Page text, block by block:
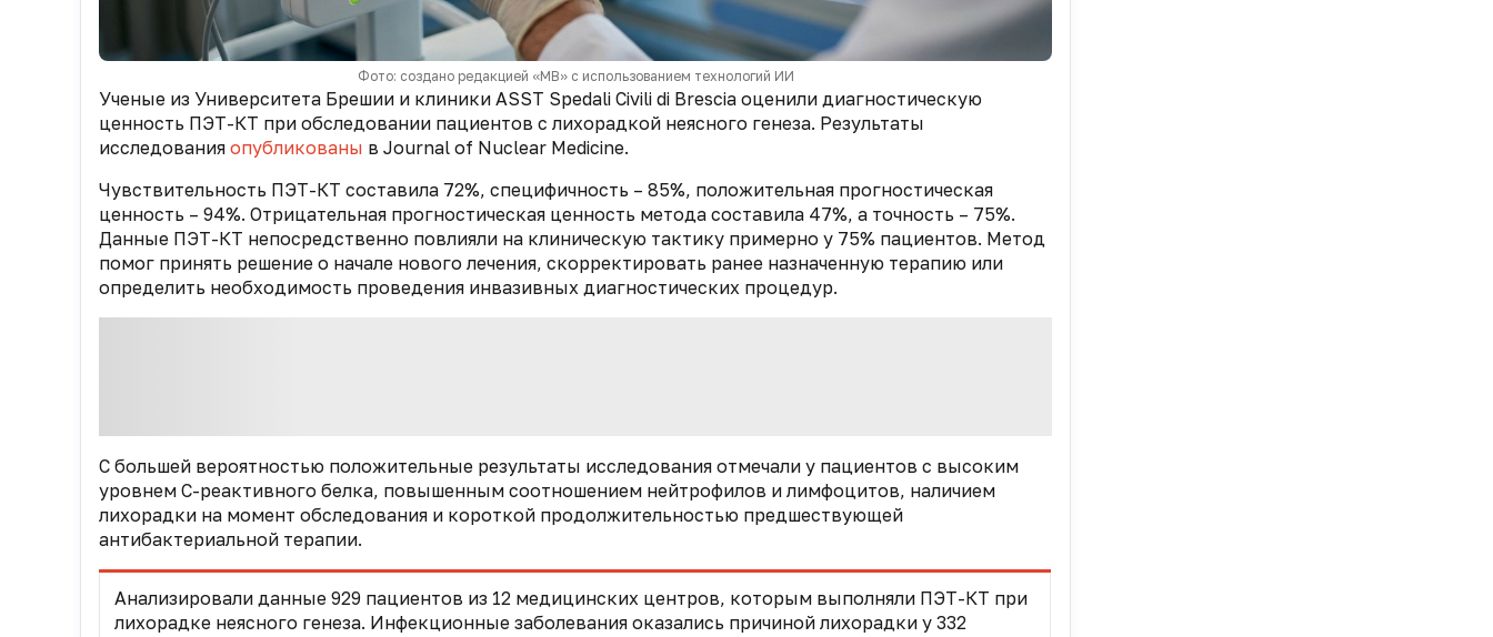
Фото: создано редакцией «МВ» с использованием технологий ИИ
Ученые из Университета Брешии и клиники ASST Spedali Civili di Brescia оценили диагностическую
ценность ПЭТ-КТ при обследовании пациентов с лихорадкой неясного генеза. Результаты
исследования опубликованы в Journal of Nuclear Medicine.
Чувствительность ПЭТ-КТ составила 72%, специфичность – 85%, положительная прогностическая
ценность – 94%. Отрицательная прогностическая ценность метода составила 47%, а точность – 75%.
Данные ПЭТ-КТ непосредственно повлияли на клиническую тактику примерно у 75% пациентов. Метод
помог принять решение о начале нового лечения, скорректировать ранее назначенную терапию или
определить необходимость проведения инвазивных диагностических процедур.
С большей вероятностью положительные результаты исследования отмечали у пациентов с высоким
уровнем С-реактивного белка, повышенным соотношением нейтрофилов и лимфоцитов, наличием
лихорадки на момент обследования и короткой продолжительностью предшествующей
антибактериальной терапии.
Анализировали данные 929 пациентов из 12 медицинских центров, которым выполняли ПЭТ-КТ при
лихорадке неясного генеза. Инфекционные заболевания оказались причиной лихорадки у 332